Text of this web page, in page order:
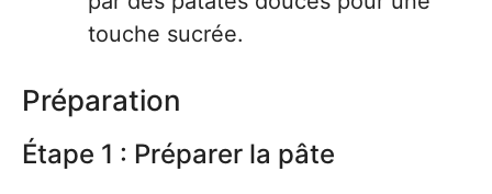
touche sucrée.
Préparation
Étape 1 : Préparer la pâte